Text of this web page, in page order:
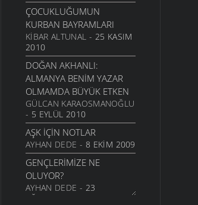
ÇOCUKLUĞUMUN
KURBAN BAYRAMLARI
KIBAR ALTUNAL - 25 KASIM
2010
DOĞAN AKHANLI:
ALMANYA BENIM YAZAR
OLMAMDA BÜYÜK ETKEN
GÜLCAN KARAOSMANOĞLU
- 5 EYLÜL 2010
AŞK İÇIN NOTLAR
AYHAN DEDE - 8 EKIM 2009
GENÇLERIMIZE NE
OLUYOR?
AYHAN DEDE - 23
AĞUSTOS 2009